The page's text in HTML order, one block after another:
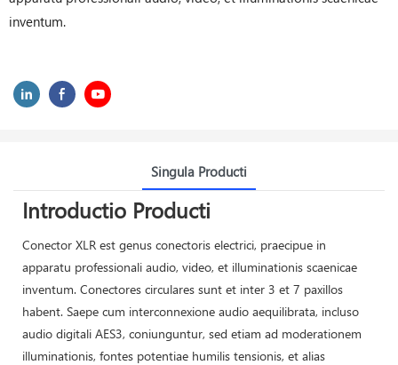
inventum.
Singula Producti
Introductio Producti
Conector XLR est genus conectoris electrici, praecipue in
apparatu professionali audio, video, et illuminationis scaenicae
inventum. Conectores circulares sunt et inter 3 et 7 paxillos
habent. Saepe cum interconnexione audio aequilibrata, incluso
audio digitali AES3, coniunguntur, sed etiam ad moderationem
illuminationis, fontes potentiae humilis tensionis, et alias